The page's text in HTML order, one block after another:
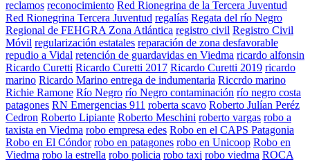
reclamos reconocimiento Red Rionegrina de la Tercera Juventud
Red Rionegrina Tercera Juventud regalías Regata del río Negro
Regional de FEHGRA Zona Atlántica registro civil Registro Civil
Móvil regularización estatales reparación de zona desfavorable
repudio a Vidal retención de guardavidas en Viedma ricardo alfonsin
Ricardo Curetti Ricardo Curetti 2017 Ricardo Curetti 2019 ricardo
marino Ricardo Marino entrega de indumentaria Riccrdo marino
Richie Ramone Río Negro río Negro contaminación río negro costa
patagones RN Emergencias 911 roberta scavo Roberto Julían Peréz
Cedron Roberto Lipiante Roberto Meschini roberto vargas robo a
taxista en Viedma robo empresa edes Robo en el CAPS Patagonia
Robo en El Cóndor robo en patagones robo en Unicoop Robo en
Viedma robo la estrella robo policia robo taxi robo viedma ROCA